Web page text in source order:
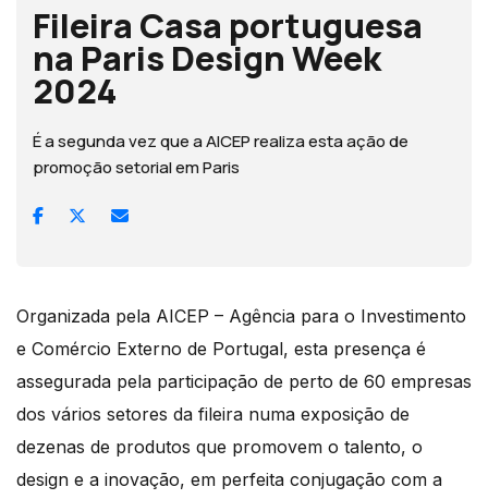
Fileira Casa portuguesa
na Paris Design Week
2024
É a segunda vez que a AICEP realiza esta ação de
promoção setorial em Paris
Organizada pela AICEP – Agência para o Investimento
e Comércio Externo de Portugal, esta presença é
assegurada pela participação de perto de 60 empresas
dos vários setores da fileira numa exposição de
dezenas de produtos que promovem o talento, o
design e a inovação, em perfeita conjugação com a